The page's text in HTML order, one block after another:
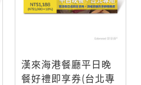
漢來海港餐廳平日晚
餐好禮即享券(台北專